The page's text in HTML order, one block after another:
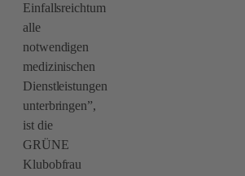
Einfallsreichtum
alle
notwendigen
medizinischen
Dienstleistungen
unterbringen”,
ist die
GRÜNE
Klubobfrau